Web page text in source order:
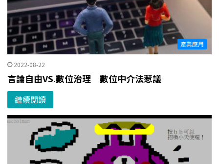
產業應用
2022-08-22
言論自由VS.數位治理 數位中介法惹議
繼續閱讀